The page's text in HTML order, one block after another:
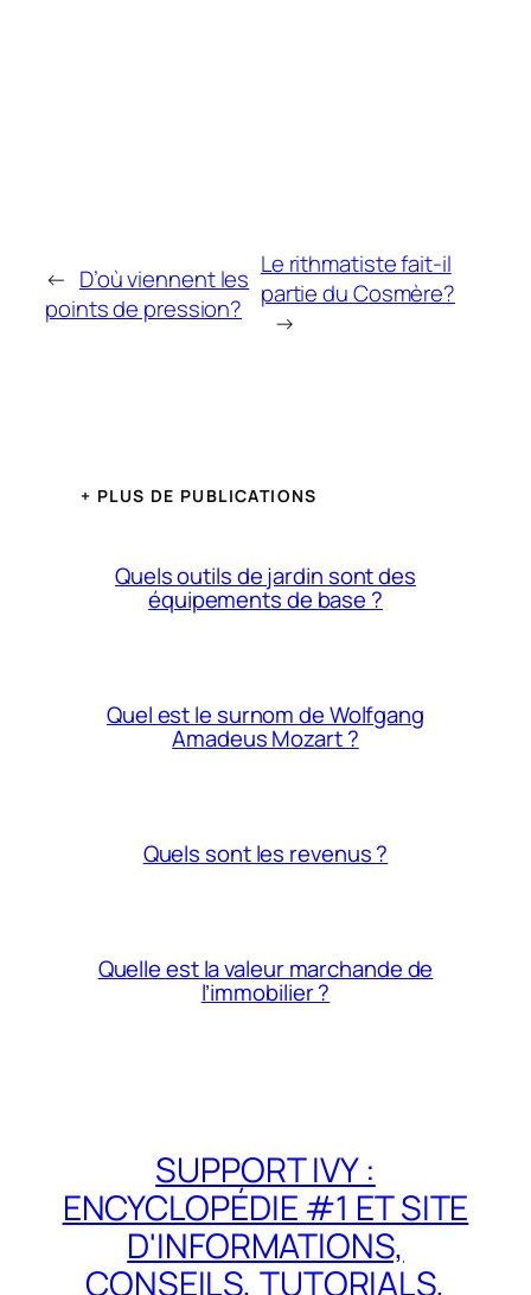
← D’où viennent les
points de pression?
Le rithmatiste fait-il
partie du Cosmère?
→
+ PLUS DE PUBLICATIONS
Quels outils de jardin sont des
équipements de base ?
Quel est le surnom de Wolfgang
Amadeus Mozart ?
Quels sont les revenus ?
Quelle est la valeur marchande de
l’immobilier ?
SUPPORT IVY :
ENCYCLOPÉDIE #1 ET SITE
D'INFORMATIONS,
CONSEILS, TUTORIALS,